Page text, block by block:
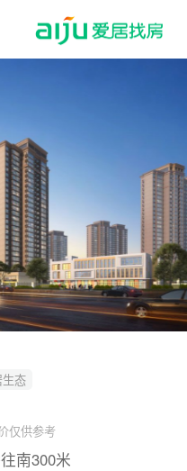
生态
仅供参考
南300米